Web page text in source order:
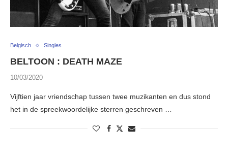
Belgisch Singles
BELTOON : DEATH MAZE
10/03/2020
Vijftien jaar vriendschap tussen twee muzikanten en dus stond
het in de spreekwoordelijke sterren geschreven …